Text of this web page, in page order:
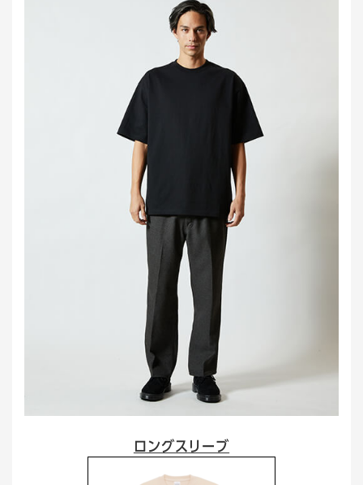
ロングスリーブ